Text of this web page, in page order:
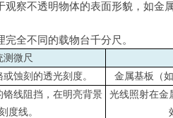
察不透明物体的表面形貌，如金
全不同的载物台千分尺。
测微尺
蚀刻的透光刻度。 金属基板（
线阻挡，在明亮背景
度线。
光线照射在金